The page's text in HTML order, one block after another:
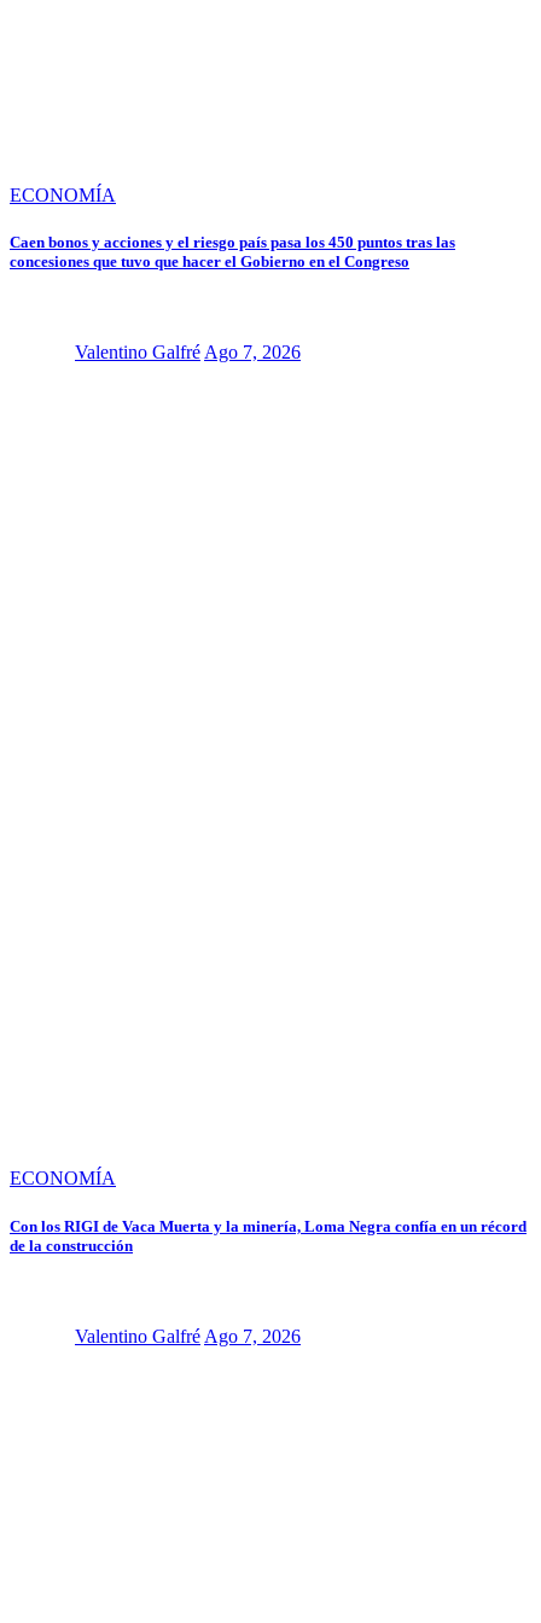
ECONOMÍA
Caen bonos y acciones y el riesgo país pasa los 450 puntos tras las
concesiones que tuvo que hacer el Gobierno en el Congreso
Valentino GalfréAgo 7, 2026
ECONOMÍA
Con los RIGI de Vaca Muerta y la minería, Loma Negra confía en un récord
de la construcción
Valentino Galfré Ago 7, 2026